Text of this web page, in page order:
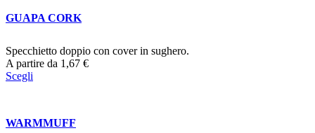
GUAPA CORK
Specchietto doppio con cover in sughero.
A partire da 1,67 €
Scegli
WARMMUFF